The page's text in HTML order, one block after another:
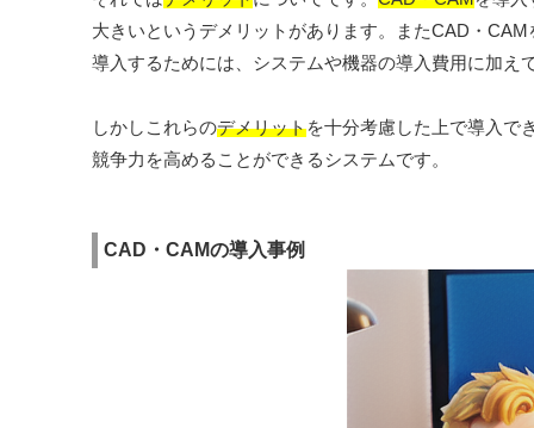
大きいというデメリットがあります。またCAD・
導入するためには、システムや機器の導入費用に加
しかしこれらのデメリットを十分考慮した上で導入で
競争力を高めることができるシステムです。
CAD・CAMの導入事例